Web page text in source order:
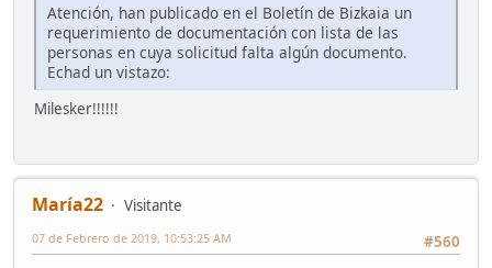
Atención, han publicado en el Boletín de Bizkaia un
requerimiento de documentación con lista de las
personas en cuya solicitud falta algún documento.
Echad un vistazo:
Milesker!!!!!!
María22
Visitante
#560
07 de Febrero de 2019, 10:53:25 AM